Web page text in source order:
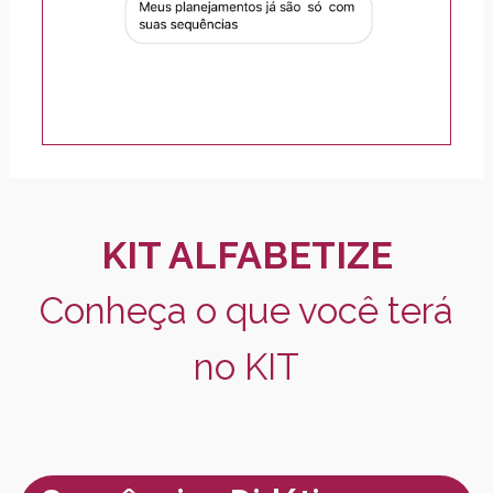
KIT ALFABETIZE
Conheça o que você terá
no KIT